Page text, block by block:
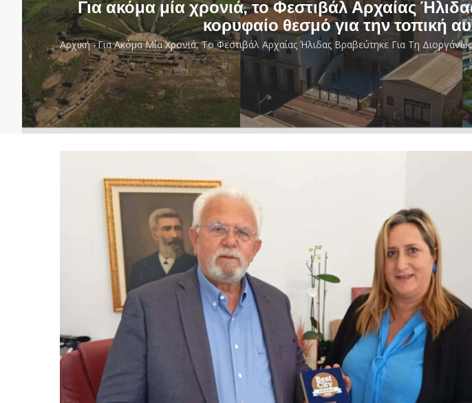
Για ακόμα μία χρονιά, το Φεστιβάλ Αρχαίας
κορυφαίο θεσμό για την τοπική
Breadcrumb
Αρχική -Για Ακόμα Μία Χρονιά, Το Φεστιβάλ Αρχαίας Ήλιδας Βραβεύτηκε Για Τη